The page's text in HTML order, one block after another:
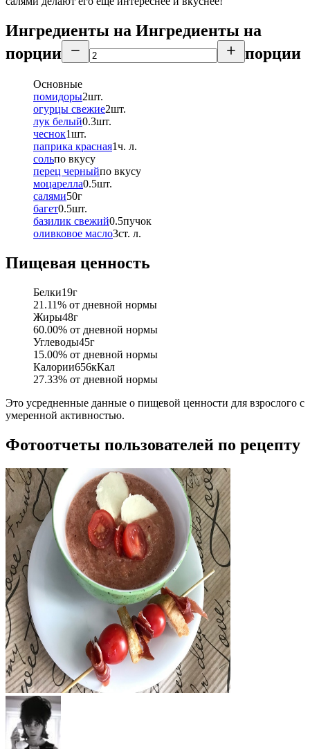
Ингредиенты на Ингредиенты на
порции
порции
Основные
помидоры2шт.
огурцы свежие2шт.
лук белый0.3шт.
чеснок1шт.
паприка красная1ч. л.
сольпо вкусу
перец черныйпо вкусу
моцарелла0.5шт.
салями50г
багет0.5шт.
базилик свежий0.5пучок
оливковое масло3ст. л.
Пищевая ценность
Белки19г
21.11% от дневной нормы
Жиры48г
60.00% от дневной нормы
Углеводы45г
15.00% от дневной нормы
Калории656кКал
27.33% от дневной нормы
Это усредненные данные о пищевой ценности для взрослого с
умеренной активностью.
Фотоотчеты пользователей по рецепту